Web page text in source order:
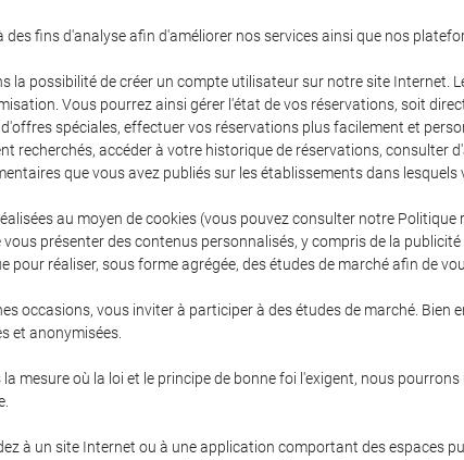
fins d'analyse afin d'améliorer nos services ainsi que nos
la possibilité de créer un compte utilisateur sur notre site
Vous pourrez ainsi gérer l'état de vos réservations, soit
spéciales, effectuer vos réservations plus facilement et
recherchés, accéder à votre historique de réservations,
que vous avez publiés sur les établissements dans lesquels
au moyen de cookies (vous pouvez consulter notre Politique
présenter des contenus personnalisés, y compris de la
pour réaliser, sous forme agrégée, des études de marché afin de
occasions, vous inviter à participer à des études de marché.
et anonymisées.
la mesure où la loi et le principe de bonne foi l'exigent, nous
à un site Internet ou à une application comportant des espaces